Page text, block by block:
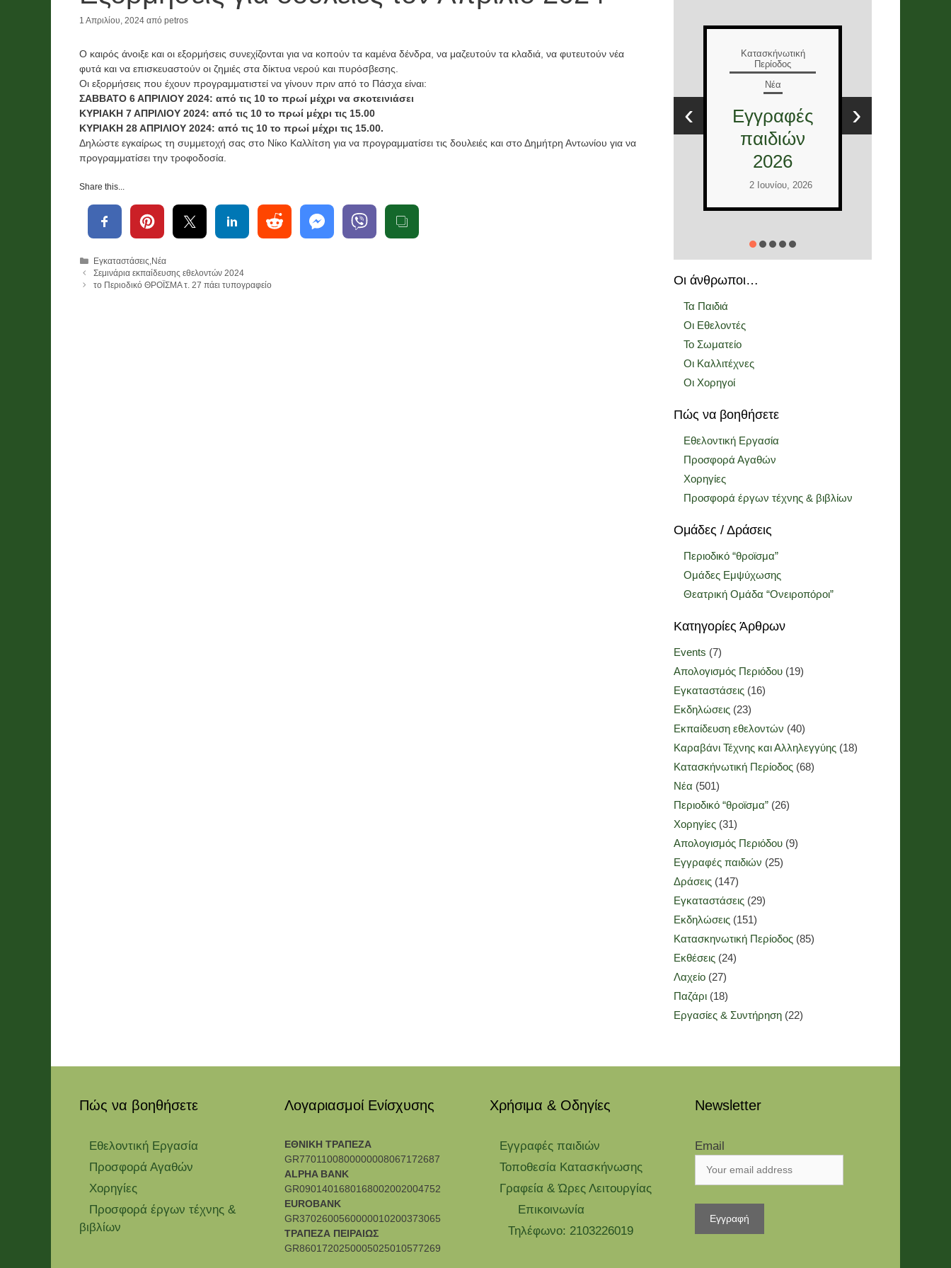
1 Απριλίου, 2024 από petros
Ο καιρός άνοιξε και οι εξορμήσεις συνεχίζονται για να κοπούν τα καμένα δένδρα, να μαζευτούν τα κλαδιά, να φυτευτούν νέα
φυτά και να επισκευαστούν οι ζημιές στα δίκτυα νερού και πυρόσβεσης.
Οι εξορμήσεις που έχουν προγραμματιστεί να γίνουν πριν από το Πάσχα είναι:
ΣΑΒΒΑΤΟ 6 ΑΠΡΙΛΙΟΥ 2024: από τις 10 το πρωί μέχρι να σκοτεινιάσει
ΚΥΡΙΑΚΗ 7 ΑΠΡΙΛΙΟΥ 2024: από τις 10 το πρωί μέχρι τις 15.00
ΚΥΡΙΑΚΗ 28 ΑΠΡΙΛΙΟΥ 2024: από τις 10 το πρωί μέχρι τις 15.00.
Δηλώστε εγκαίρως τη συμμετοχή σας στο Νίκο Καλλίτση για να προγραμματίσει τις δουλειές και στο Δημήτρη Αντωνίου για να
προγραμματίσει την τροφοδοσία.
Share this...
Κατηγορίες
Εγκαταστάσεις Νέα
Σεμινάρια εκπαίδευσης εθελοντών 2024
το Περιοδικό ΘΡΟΪΣΜΑ τ. 27 πάει τυπογραφείο
Νέα Χορηγίες
Λαχείο και
χορηγίες
χρημάτων
,
τροφίμων
και υλικών
2 Ιουνίου, 2026
Νέα
Τελείωσαν
τα
βιωματικά
2 Ιουνίου, 2026
Κατασκήνωτική
παιδιών
Κατασκήνωτική
Νέα
Έλληνες
και
Διεθνείς
εθελοντές
2026
2 Ιουνίου, 2026
‹ ›
Οι άνθρωποι…
Τα Παιδιά
Οι Εθελοντές
Το Σωματείο
Οι Καλλιτέχνες
Οι Χορηγοί
Πώς να βοηθήσετε
Εθελοντική Εργασία
Προσφορά Αγαθών
Χορηγίες
Προσφορά έργων τέχνης & βιβλίων
Ομάδες / Δράσεις
Περιοδικό “θροϊσμα”
Ομάδες Εμψύχωσης
Θεατρική Ομάδα “Ονειροπόροι”
Κατηγορίες Άρθρων
Events (7)
Απολογισμός Περιόδου (19)
Εγκαταστάσεις (16)
Εκδηλώσεις (23)
Εκπαίδευση εθελοντών (40)
Καραβάνι Τέχνης και Αλληλεγγύης (18)
Κατασκήνωτική Περίοδος (68)
Νέα (501)
Περιοδικό “θροϊσμα” (26)
Χορηγίες (31)
Απολογισμός Περιόδου (9)
Εγγραφές παιδιών (25)
Δράσεις (147)
Εγκαταστάσεις (29)
Εκδηλώσεις (151)
Κατασκηνωτική Περίοδος (85)
Εκθέσεις (24)
Λαχείο (27)
Παζάρι (18)
Εργασίες & Συντήρηση (22)
Πώς να βοηθήσετε
Εθελοντική Εργασία
Προσφορά Αγαθών
Χορηγίες
Προσφορά έργων τέχνης &
βιβλίων
Λογαριασμοί Ενίσχυσης
ΕΘΝΙΚΗ ΤΡΑΠΕΖΑ
GR7701100800000008067172687
ALPHA BANK
GR0901401680168002002004752
EUROBANK
GR3702600560000010200373065
ΤΡΑΠΕΖΑ ΠΕΙΡΑΙΩΣ
GR8601720250005025010577269
Χρήσιμα & Οδηγίες
Eγγραφές παιδιών
Τοποθεσία Κατασκήνωσης
Γραφεία & Ώρες Λειτουργίας
Επικοινωνία
Τηλέφωνο: 2103226019
Newsletter
Email